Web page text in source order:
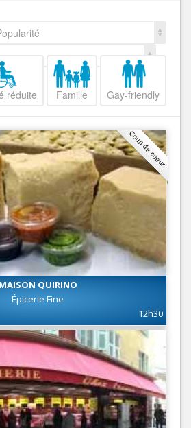
réduite Famille Gay-friendly
Coup de coeur
MAISON QUIRINO
Épicerie Fine
12h30